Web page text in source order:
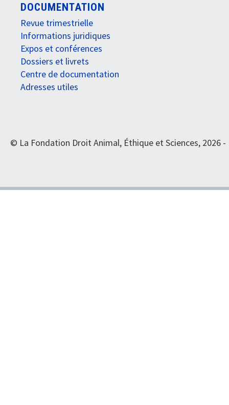
DOCUMENTATION
Revue trimestrielle
Informations juridiques
Expos et conférences
Dossiers et livrets
Centre de documentation
Adresses utiles
© La Fondation Droit Animal, Éthique et Sciences, 2026 -